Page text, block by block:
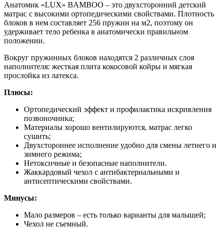
Анатомик «LUX» BAMBOO – это двухсторонний детский
матрас с высокими ортопедическими свойствами. Плотность
блоков в нем составляет 256 пружин на м2, поэтому он
удерживает тело ребенка в анатомически правильном
положении.
Вокруг пружинных блоков находятся 2 различных слоя
наполнителя: жесткая плита кокосовой койры и мягкая
прослойка из латекса.
Плюсы:
Ортопедический эффект и профилактика искривления
позвоночника;
Материалы хорошо вентилируются, матрас легко
сушить;
Двухстороннее исполнение удобно для смены летнего и
зимнего режима;
Нетоксичные и безопасные наполнители.
Жаккардовый чехол с антибактериальными и
антисептическими свойствами.
Минусы:
Мало размеров – есть только варианты для малышей;
Чехол не съемный.